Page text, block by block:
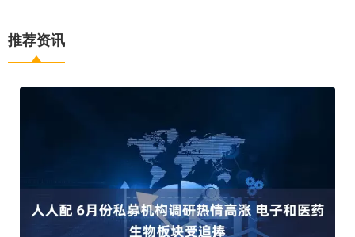
推荐资讯